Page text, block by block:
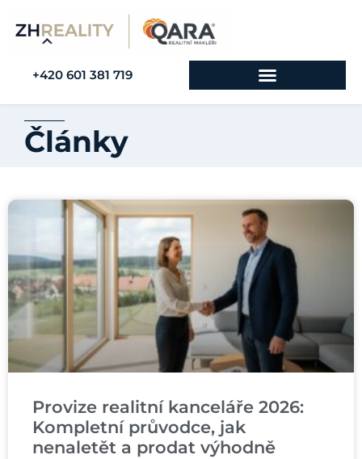
+420 601 381 719
Články
Provize realitní kanceláře 2026:
Kompletní průvodce, jak
nenaletět a prodat výhodně